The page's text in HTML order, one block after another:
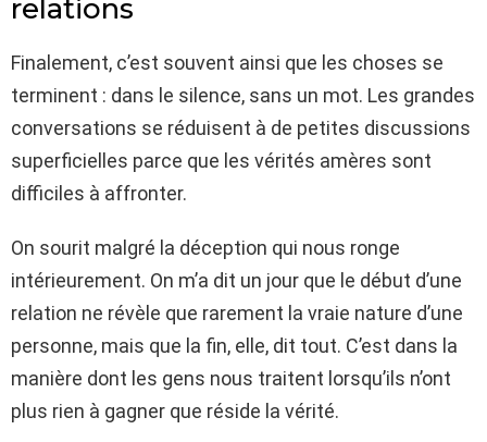
relations
Finalement, c’est souvent ainsi que les choses se
terminent : dans le silence, sans un mot. Les grandes
conversations se réduisent à de petites discussions
superficielles parce que les vérités amères sont
difficiles à affronter.
On sourit malgré la déception qui nous ronge
intérieurement. On m’a dit un jour que le début d’une
relation ne révèle que rarement la vraie nature d’une
personne, mais que la fin, elle, dit tout. C’est dans la
manière dont les gens nous traitent lorsqu’ils n’ont
plus rien à gagner que réside la vérité.